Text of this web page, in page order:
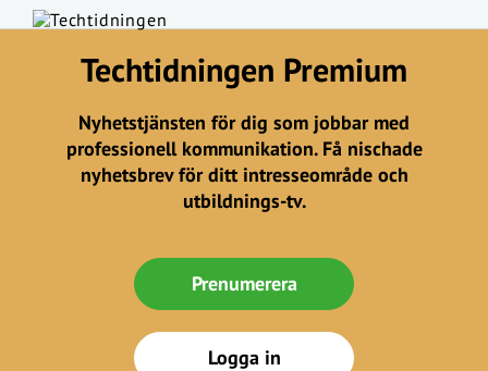
Techtidningen Premium
Nyhetstjänsten för dig som jobbar med
professionell kommunikation. Få nischade
nyhetsbrev för ditt intresseområde och
utbildnings-tv.
Prenumerera
Logga in